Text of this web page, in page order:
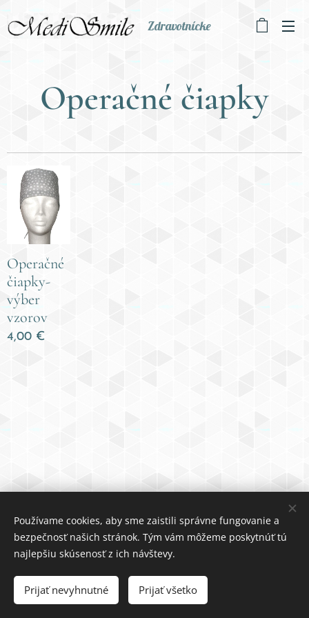
Zdravotnícke
Operačné čiapky
Operačné
čiapky-
výber
vzorov
4,00 €
© 2023 MediSmile
Obchodné podmienky Cookies
Používame cookies, aby sme zaistili správne fungovanie a
bezpečnosť našich stránok. Tým vám môžeme poskytnúť tú
najlepšiu skúsenosť z ich návštevy.
Prijať nevyhnutné Prijať všetko